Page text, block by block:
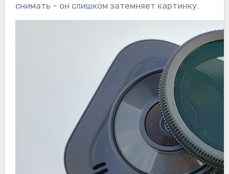
снимать – он слишком затемняет картинку.